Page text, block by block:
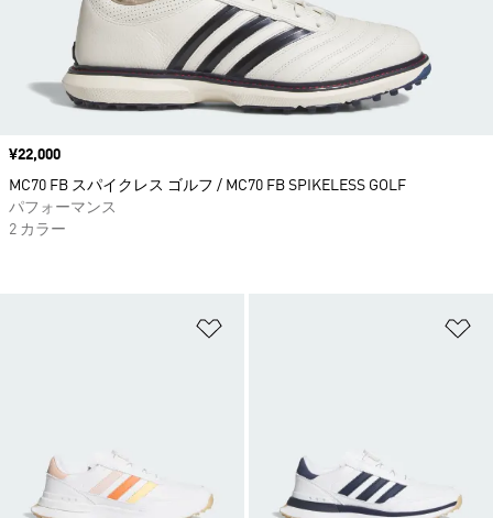
価格
¥22,000
MC70 FB スパイクレス ゴルフ / MC70 FB SPIKELESS GOLF
パフォーマンス
2 カラー